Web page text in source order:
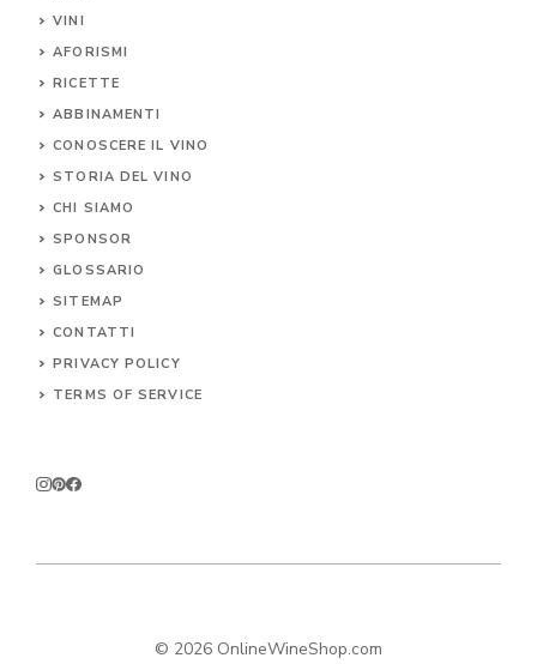
VINI
AFORISMI
RICETTE
ABBINAMENTI
CONOSCERE IL VINO
STORIA DEL VINO
CHI SIAMO
SPONSOR
GLOSSARIO
SITEMAP
CONTATTI
PRIVACY POLICY
TERMS OF SERVICE
© 2026 OnlineWineShop.com